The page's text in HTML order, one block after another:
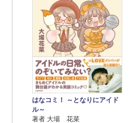
はなコミ！ ～となりにアイド
ル～
著者 大場 花菜